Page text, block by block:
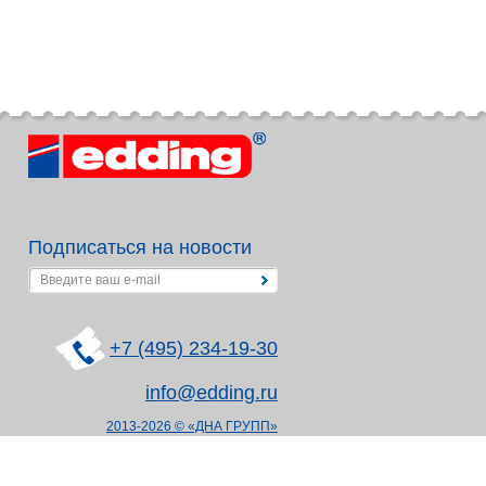
Подписаться на новости
+7 (495) 234-19-30
info@edding.ru
2013-2026 © «ДНА ГРУПП»